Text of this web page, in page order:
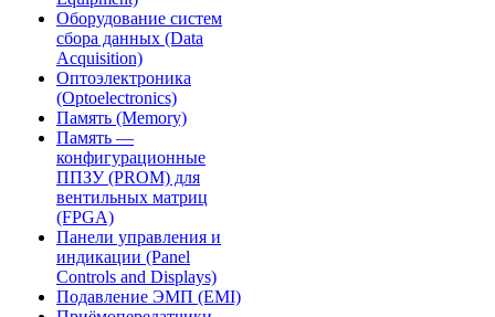
Оборудование систем
сбора данных (Data
Acquisition)
Оптоэлектроника
(Optoelectronics)
Память (Memory)
Память —
конфигурационные
ППЗУ (PROM) для
вентильных матриц
(FPGA)
Панели управления и
индикации (Panel
Controls and Displays)
Подавление ЭМП (EMI)